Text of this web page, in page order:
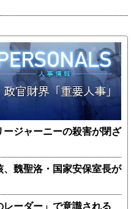
ジャーニーの殺害が閉ざ
魏聖洛・国家安保室長が
ーダー」で意識される